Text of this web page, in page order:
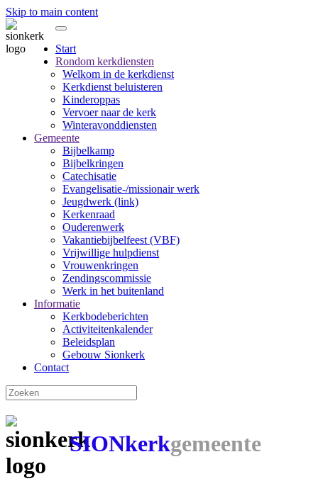
Skip to main content
Start
Rondom kerkdiensten
Welkom in de kerkdienst
Kerkdienst beluisteren
Kinderoppas
Vervoer naar de kerk
Winteravonddiensten
Gemeente
Bijbelkamp
Bijbelkringen
Catechisatie
Evangelisatie-/missionair werk
Jeugdwerk (link)
Kerkenraad
Ouderenwerk
Vakantiebijbelfeest (VBF)
Vrijwillige hulpdienst
Vrouwenkringen
Zendingscommissie
Werk in het buitenland
Informatie
Kerkbodeberichten
Activiteitenkalender
Beleidsplan
Gebouw Sionkerk
Contact
SIONkerkgemeente